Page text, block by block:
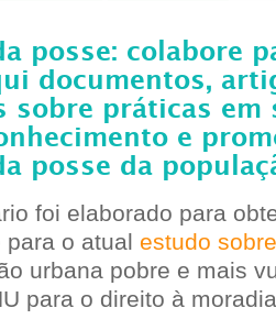
posse: colabore
documentos,
sobre práticas em
e
posse da
foi elaborado para
o atual estudo
urbana pobre e mais
para o direito à